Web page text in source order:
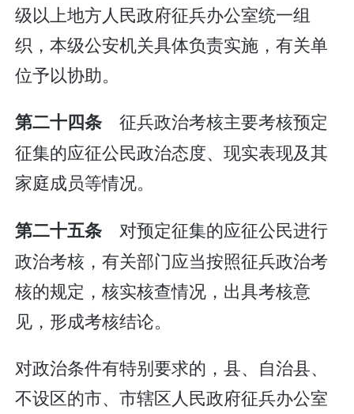
级以上地方人民政府征兵办公室统一组
织，本级公安机关具体负责实施，有关单
位予以协助。
第二十四条 征兵政治考核主要考核预定
征集的应征公民政治态度、现实表现及其
家庭成员等情况。
第二十五条 对预定征集的应征公民进行
政治考核，有关部门应当按照征兵政治考
核的规定，核实核查情况，出具考核意
见，形成考核结论。
对政治条件有特别要求的，县、自治县、
不设区的市、市辖区人民政府征兵办公室